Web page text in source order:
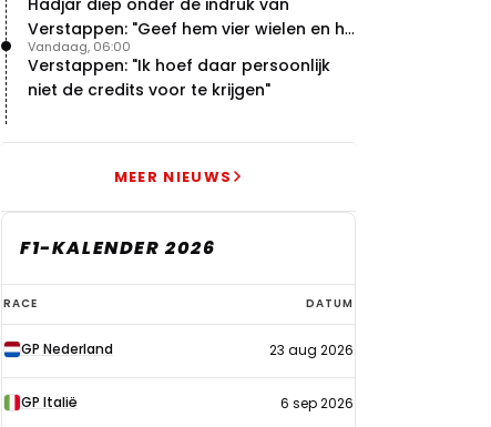
Verstappen: "Geef hem vier wielen en hij
levert"
Verstappen: "Ik hoef daar persoonlijk
niet de credits voor te krijgen"
Vandaag, 06:00
MEER NIEUWS
F1-KALENDER 2026
F1-
kalender
2026
RACE DATUM
GP Nederland 23 aug 2026
GP Italië 6 sep 2026